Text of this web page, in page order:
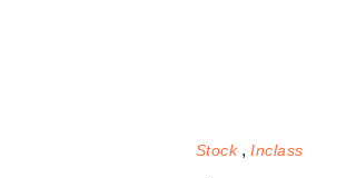
Stock Inclass